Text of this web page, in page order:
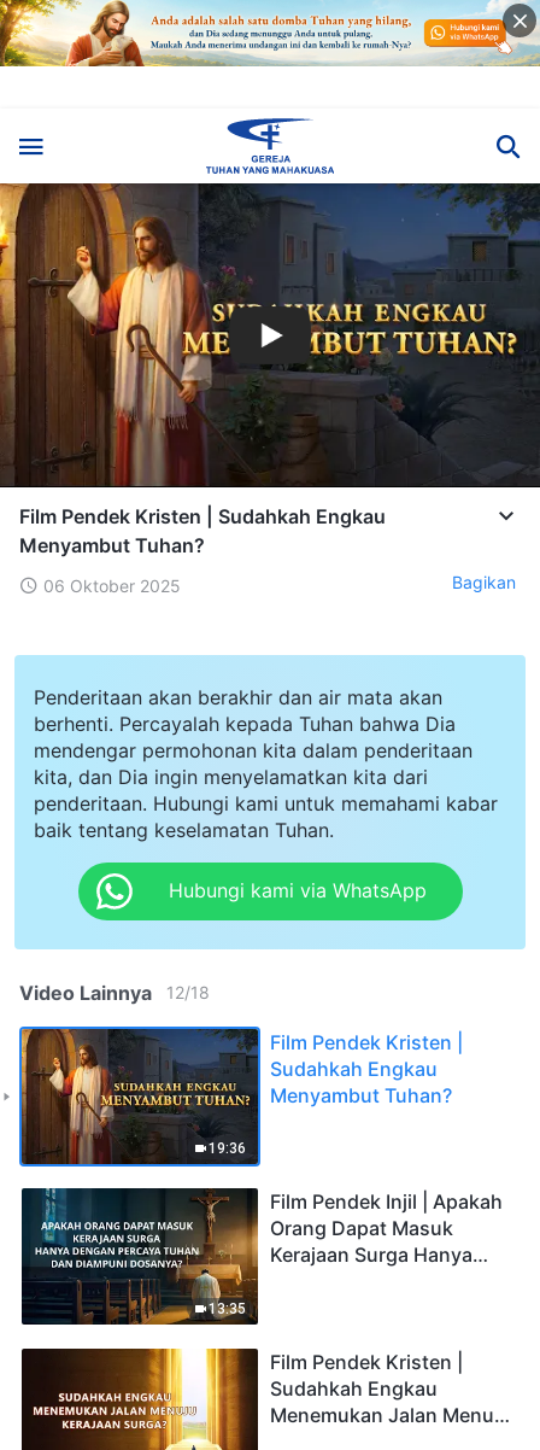
Film Pendek Kristen | Sudahkah Engkau
Menyambut Tuhan?
06 Oktober 2025 Bagikan
Penderitaan akan berakhir dan air mata akan
berhenti. Percayalah kepada Tuhan bahwa Dia
mendengar permohonan kita dalam penderitaan
kita, dan Dia ingin menyelamatkan kita dari
penderitaan. Hubungi kami untuk memahami kabar
baik tentang keselamatan Tuhan.
Hubungi kami via WhatsApp
Video Lainnya 12/18
19:36
Film Pendek Kristen |
Sudahkah Engkau
Menyambut Tuhan?
13:35
Film Pendek Injil | Apakah
Orang Dapat Masuk
Kerajaan Surga Hanya
Film Pendek Kristen |
Sudahkah Engkau
Menemukan Jalan Menuju